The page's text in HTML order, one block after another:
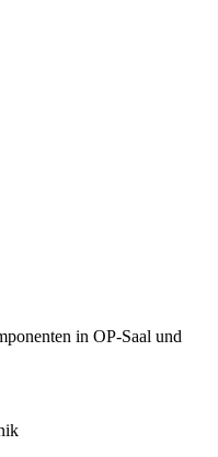
in OP-Saal und